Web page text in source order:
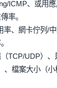
ICMP、或用
率。
率、網卡佇列/
TCP/UDP）、
、檔案大小（